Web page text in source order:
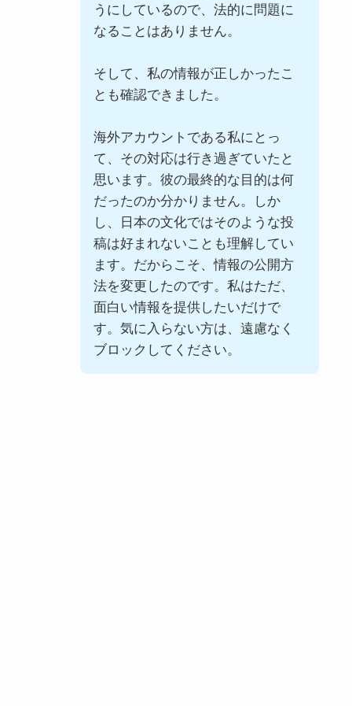
うにしているので、法的に問題に
なることはありません。
そして、私の情報が正しかったこ
とも確認できました。
海外アカウントである私にとっ
て、その対応は行き過ぎていたと
思います。彼の最終的な目的は何
だったのか分かりません。しか
し、日本の文化ではそのような投
稿は好まれないことも理解してい
ます。だからこそ、情報の公開方
法を変更したのです。私はただ、
面白い情報を提供したいだけで
す。気に入らない方は、遠慮なく
ブロックしてください。